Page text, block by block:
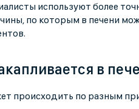
используют более
по которым в печени
в
происходить по разным